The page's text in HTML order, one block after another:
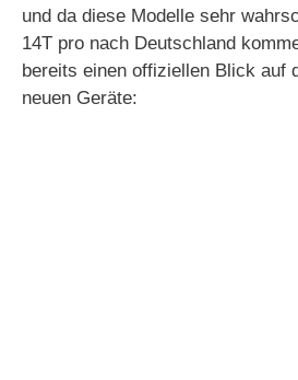
und da diese Modelle sehr
14T pro nach Deutschland
bereits einen offiziellen Blick auf
neuen Geräte: